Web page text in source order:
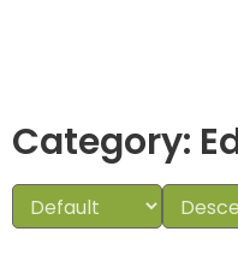
Category: